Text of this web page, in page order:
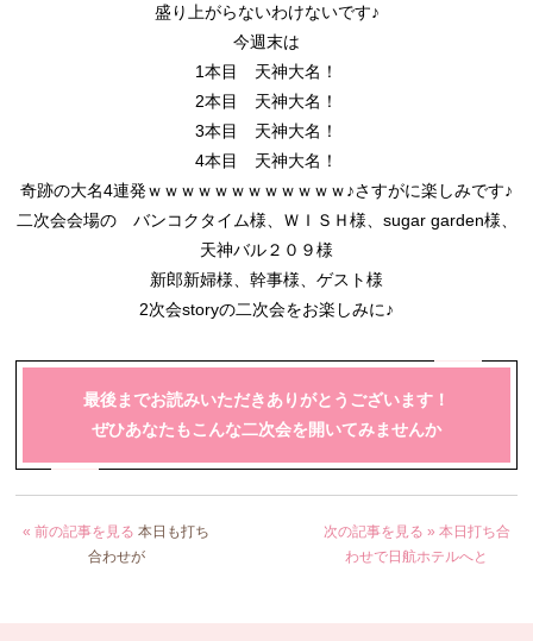
盛り上がらないわけないです♪
今週末は
1本目 天神大名！
2本目 天神大名！
3本目 天神大名！
4本目 天神大名！
奇跡の大名4連発ｗｗｗｗｗｗｗｗｗｗｗｗ♪さすがに楽しみです♪
二次会会場の バンコクタイム様、ＷＩＳＨ様、sugar garden様、
天神バル２０９様
新郎新婦様、幹事様、ゲスト様
2次会storyの二次会をお楽しみに♪
最後までお読みいただきありがとうございます！
ぜひあなたもこんな二次会を開いてみませんか
« 前の記事を見る本日も打ち
合わせが
次の記事を見る » 本日打ち合
わせで日航ホテルへと